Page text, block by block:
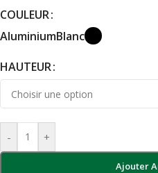
COULEUR
AluminiumBlanc
HAUTEUR
- +
Ajouter